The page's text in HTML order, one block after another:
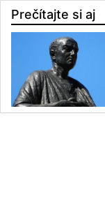
Prečítajte si aj